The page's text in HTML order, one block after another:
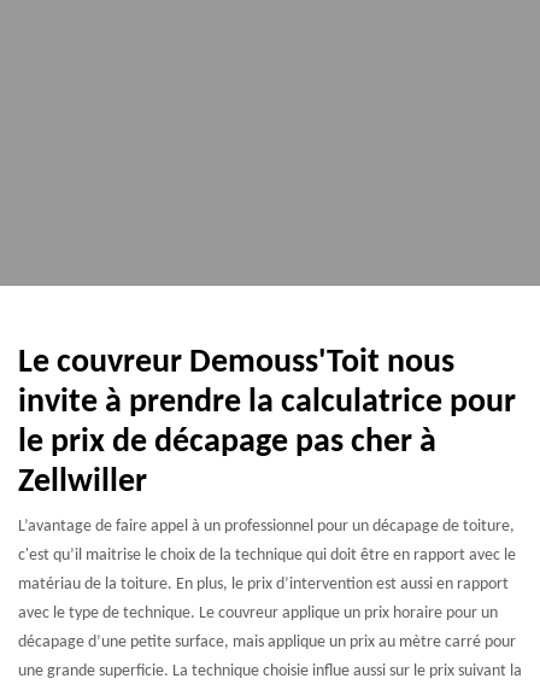
Le couvreur Demouss'Toit nous
invite à prendre la calculatrice pour
le prix de décapage pas cher à
Zellwiller
L’avantage de faire appel à un professionnel pour un décapage de toiture,
c'est qu’il maitrise le choix de la technique qui doit être en rapport avec le
matériau de la toiture. En plus, le prix d’intervention est aussi en rapport
avec le type de technique. Le couvreur applique un prix horaire pour un
décapage d’une petite surface, mais applique un prix au mètre carré pour
une grande superficie. La technique choisie influe aussi sur le prix suivant la